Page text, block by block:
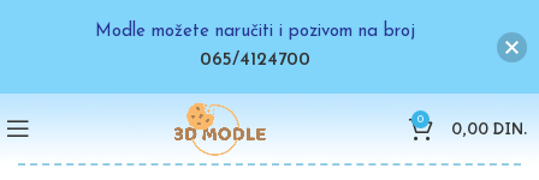
0 0,00 DIN.
Modle možete naručiti i pozivom na broj
065/4124700